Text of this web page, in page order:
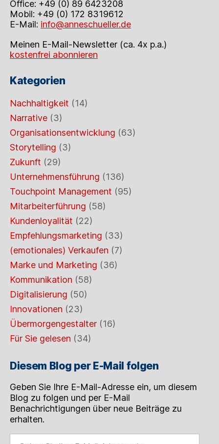
Office: +49 (0) 89 6423208
Mobil: +49 (0) 172 8319612
E-Mail: info@anneschueller.de
Meinen E-Mail-Newsletter (ca. 4x p.a.)
kostenfrei abonnieren
Kategorien
Nachhaltigkeit (14)
Narrative (3)
Organisationsentwicklung (63)
Storytelling (3)
Zukunft (29)
Unternehmensführung (136)
Touchpoint Management (95)
Mitarbeiterführung (58)
Kundenloyalität (22)
Empfehlungsmarketing (33)
(emotionales) Verkaufen (7)
Marke und Marketing (36)
Kommunikation (58)
Digitalisierung (50)
Innovationen (23)
Übermorgengestalter (16)
Für Sie gelesen (34)
Diesem Blog per E-Mail folgen
Geben Sie Ihre E-Mail-Adresse ein, um diesem
Blog zu folgen und per E-Mail
Benachrichtigungen über neue Beiträge zu
erhalten.